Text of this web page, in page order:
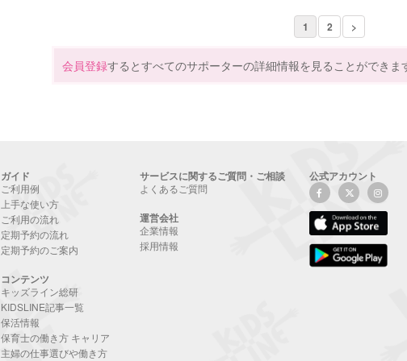
1 2 >
会員登録するとすべてのサポーターの詳細情報を見ることができま
ガイド
ご利用例
上手な使い方
ご利用の流れ
定期予約の流れ
定期予約のご案内
コンテンツ
キッズライン総研
KIDSLINE記事一覧
保活情報
保育士の働き方 キャリア
主婦の仕事選びや働き方
サービスに関するご質問・ご相談
よくあるご質問
運営会社
企業情報
採用情報
公式アカウント